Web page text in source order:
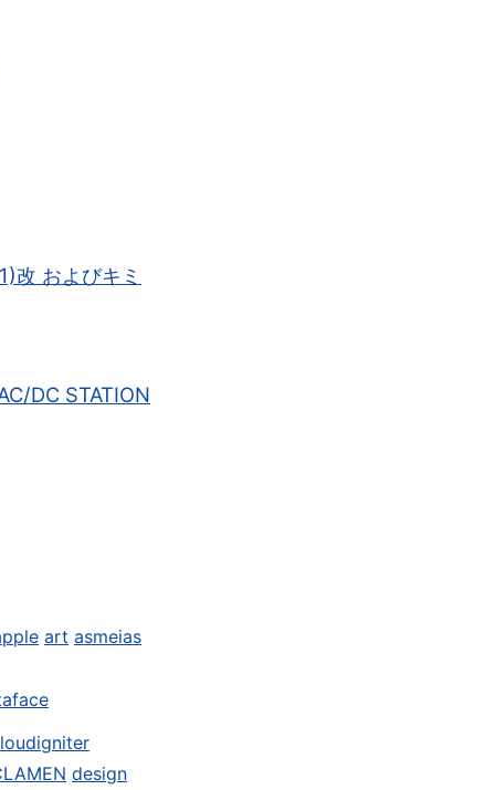
およびキミ
DC STATION
art asmeias
design